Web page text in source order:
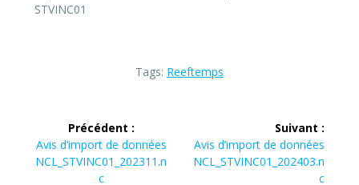
STVINC01
Tags: Reeftemps
Navigation
de
Précédent :
Article
précédent :
Avis d’import de données
NCL_STVINC01_202311.n
c
Suivant :
Article
suivant :
Avis d’import de données
NCL_STVINC01_202403.n
c